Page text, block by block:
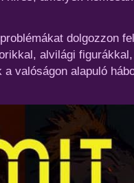
dolgozzon
alvilági
valóságon alapuló